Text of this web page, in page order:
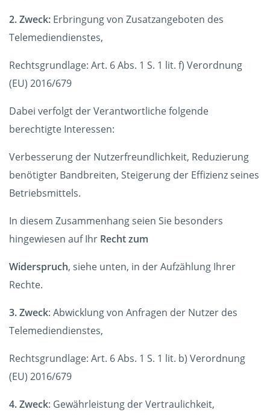
2. Zweck: Erbringung von Zusatzangeboten des
Telemediendienstes,
Rechtsgrundlage: Art. 6 Abs. 1 S. 1 lit. f) Verordnung
(EU) 2016/679
Dabei verfolgt der Verantwortliche folgende
berechtigte Interessen:
Verbesserung der Nutzerfreundlichkeit, Reduzierung
benötigter Bandbreiten, Steigerung der Effizienz seines
Betriebsmittels.
In diesem Zusammenhang seien Sie besonders
hingewiesen auf Ihr Recht zum
Widerspruch, siehe unten, in der Aufzählung Ihrer
Rechte.
3. Zweck: Abwicklung von Anfragen der Nutzer des
Telemediendienstes,
Rechtsgrundlage: Art. 6 Abs. 1 S. 1 lit. b) Verordnung
(EU) 2016/679
4. Zweck: Gewährleistung der Vertraulichkeit,